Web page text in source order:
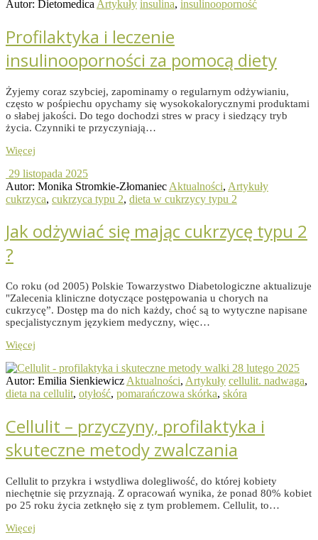
Autor: Dietomedica Artykuły insulina, insulinooporność
Profilaktyka i leczenie
insulinooporności za pomocą diety
Żyjemy coraz szybciej, zapominamy o regularnym odżywianiu,
często w pośpiechu opychamy się wysokokalorycznymi produktami
o słabej jakości. Do tego dochodzi stres w pracy i siedzący tryb
życia. Czynniki te przyczyniają…
Więcej
29 listopada 2025
Autor: Monika Stromkie-Złomaniec Aktualności, Artykuły
cukrzyca, cukrzyca typu 2, dieta w cukrzycy typu 2
Jak odżywiać się mając cukrzycę typu 2
?
Co roku (od 2005) Polskie Towarzystwo Diabetologiczne aktualizuje
"Zalecenia kliniczne dotyczące postępowania u chorych na
cukrzycę”. Dostęp ma do nich każdy, choć są to wytyczne napisane
specjalistycznym językiem medyczny, więc…
Więcej
28 lutego 2025
Autor: Emilia Sienkiewicz Aktualności, Artykuły cellulit. nadwaga,
dieta na cellulit, otyłość, pomarańczowa skórka, skóra
Cellulit – przyczyny, profilaktyka i
skuteczne metody zwalczania
Cellulit to przykra i wstydliwa dolegliwość, do któ­rej kobiety
niechętnie się przyznają. Z opracowań wynika, że ponad 80% kobiet
po 25 roku życia zetknęło się z tym problemem. Cellulit, to…
Więcej